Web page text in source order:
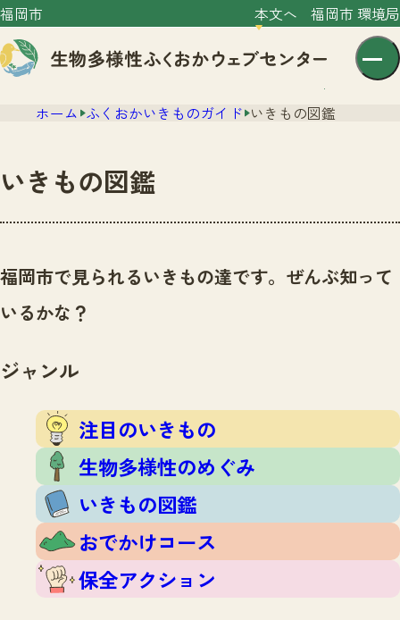
福岡市 本文へ 福岡市 環境局
センター紹介
センター紹介TOP
サイトポリシー
ニュース
いきものガイド
注目のいきもの
生物多様性のめぐみ
いきもの図鑑
おでかけコース
保全アクション
イベント
いきもの調査隊
調査レポート
調査レポートTOP
調査結果
ふくおかいきものマップ
マッチング
マッチングTOP
掲載申し込みフォーム
お問合せ
ホーム ふくおかいきものガイド いきもの図鑑
いきもの図鑑
福岡市で見られるいきもの達です。ぜんぶ知って
いるかな？
ジャンル
注目のいきもの
生物多様性のめぐみ
いきもの図鑑
おでかけコース
保全アクション